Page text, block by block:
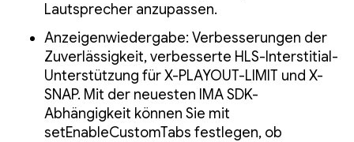
Lautsprecher anzupassen.
Anzeigenwiedergabe: Verbesserungen der
Zuverlässigkeit, verbesserte HLS-Interstitial-
Unterstützung für X-PLAYOUT-LIMIT und X-
SNAP. Mit der neuesten IMA SDK-
Abhängigkeit können Sie mit
setEnableCustomTabs festlegen, ob